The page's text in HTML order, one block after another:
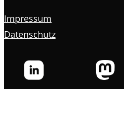
Impressum
Datenschutz